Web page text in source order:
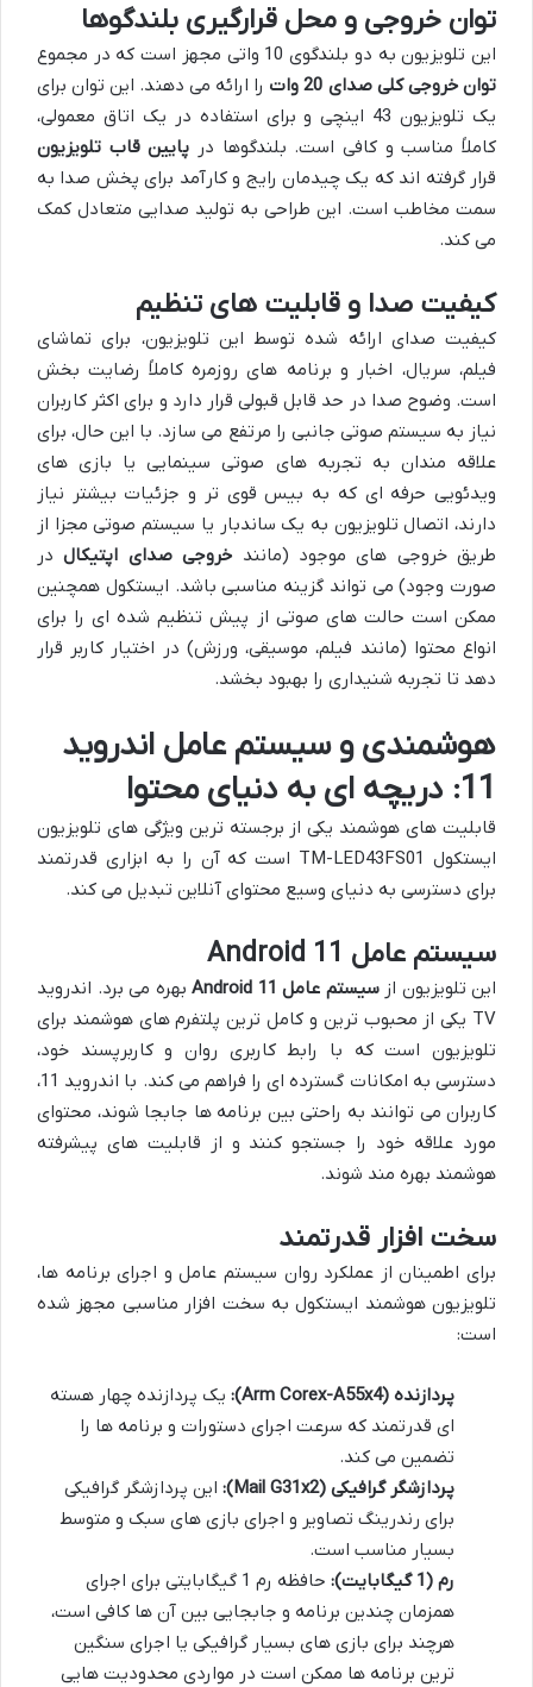
توان خروجی و محل قرارگیری بلندگوها
این تلویزیون به دو بلندگوی 10 واتی مجهز است که در مجموع
توان خروجی کلی صدای 20 وات
را ارائه می دهند. این توان برای
یک تلویزیون 43 اینچی و برای استفاده در یک اتاق معمولی،
کاملاً مناسب و کافی است. بلندگوها در پایین قاب تلویزیون
قرار گرفته اند که یک چیدمان رایج و کارآمد برای پخش صدا به
سمت مخاطب است. این طراحی به تولید صدایی متعادل کمک
می کند.
کیفیت صدا و قابلیت های تنظیم
کیفیت صدای ارائه شده توسط این تلویزیون، برای تماشای
فیلم، سریال، اخبار و برنامه های روزمره کاملاً رضایت بخش
است. وضوح صدا در حد قابل قبولی قرار دارد و برای اکثر کاربران
نیاز به سیستم صوتی جانبی را مرتفع می سازد. با این حال، برای
علاقه مندان به تجربه های صوتی سینمایی یا بازی های
ویدئویی حرفه ای که به بیس قوی تر و جزئیات بیشتر نیاز
دارند، اتصال تلویزیون به یک ساندبار یا سیستم صوتی مجزا از
طریق خروجی های موجود (مانند خروجی صدای اپتیکالدر
صورت وجود) می تواند گزینه مناسبی باشد. ایستکول همچنین
ممکن است حالت های صوتی از پیش تنظیم شده ای را برای
انواع محتوا (مانند فیلم، موسیقی، ورزش) در اختیار کاربر قرار
دهد تا تجربه شنیداری را بهبود بخشد.
هوشمندی و سیستم عامل اندروید
11: دریچه ای به دنیای محتوا
قابلیت های هوشمند یکی از برجسته ترین ویژگی های تلویزیون
ایستکول TM-LED43FS01 است که آن را به ابزاری قدرتمند
برای دسترسی به دنیای وسیع محتوای آنلاین تبدیل می کند.
سیستم عامل Android 11
این تلویزیون ازسیستم عامل Android 11
بهره می برد. اندروید
TV یکی از محبوب ترین و کامل ترین پلتفرم های هوشمند برای
تلویزیون است که با رابط کاربری روان و کاربرپسند خود،
دسترسی به امکانات گسترده ای را فراهم می کند. با اندروید 11،
کاربران می توانند به راحتی بین برنامه ها جابجا شوند، محتوای
مورد علاقه خود را جستجو کنند و از قابلیت های پیشرفته
هوشمند بهره مند شوند.
سخت افزار قدرتمند
برای اطمینان از عملکرد روان سیستم عامل و اجرای برنامه ها،
تلویزیون هوشمند ایستکول به سخت افزار مناسبی مجهز شده
است:
پردازنده (Arm Corex-A55x4):
یک پردازنده چهار هسته
ای قدرتمند که سرعت اجرای دستورات و برنامه ها را
تضمین می کند.
پردازشگر گرافیکی (Mail G31x2):
این پردازشگر گرافیکی
برای رندرینگ تصاویر و اجرای بازی های سبک و متوسط
بسیار مناسب است.
رم (1 گیگابایت):
حافظه رم 1 گیگابایتی برای اجرای
همزمان چندین برنامه و جابجایی بین آن ها کافی است،
هرچند برای بازی های بسیار گرافیکی یا اجرای سنگین
ترین برنامه ها ممکن است در مواردی محدودیت هایی